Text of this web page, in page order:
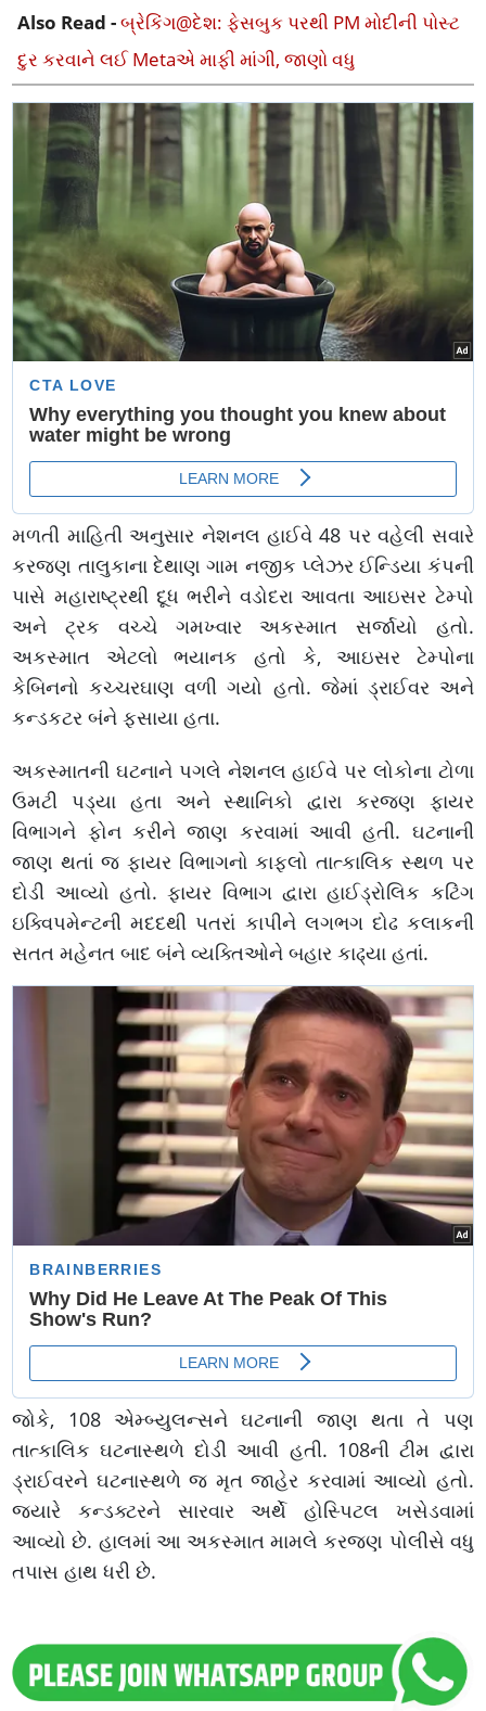
Also Read -બ્રેકિંગ@દેશ: ફેસબુક પરથી PM મોદીની પોસ્ટ
દુર કરવાને લઈ Metaએ માફી માંગી, જાણો વધુ
મળતી માહિતી અનુસાર નેશનલ હાઈવે 48 પર વહેલી સવારે
કરજણ તાલુકાના દેથાણ ગામ નજીક પ્લેઝર ઈન્ડિયા કંપની
પાસે મહારાષ્ટ્રથી દૂધ ભરીને વડોદરા આવતા આઇસર ટેમ્પો
અને ટ્રક વચ્ચે ગમખ્વાર અકસ્માત સર્જાયો હતો.
અકસ્માત એટલો ભયાનક હતો કે, આઇસર ટેમ્પોના
કેબિનનો કચ્ચરઘાણ વળી ગયો હતો. જેમાં ડ્રાઈવર અને
કન્ડકટર બંને ફસાયા હતા.
અકસ્માતની ઘટનાને પગલે નેશનલ હાઈવે પર લોકોના ટોળા
ઉમટી પડ્યા હતા અને સ્થાનિકો દ્વારા કરજણ ફાયર
વિભાગને ફોન કરીને જાણ કરવામાં આવી હતી. ઘટનાની
જાણ થતાં જ ફાયર વિભાગનો કાફલો તાત્કાલિક સ્થળ પર
દોડી આવ્યો હતો. ફાયર વિભાગ દ્વારા હાઈડ્રોલિક કટિંગ
ઇક્વિપમેન્ટની મદદથી પતરાં કાપીને લગભગ દોઢ કલાકની
સતત મહેનત બાદ બંને વ્યક્તિઓને બહાર કાઢ્યા હતાં.
જોકે, 108 એમ્બ્યુલન્સને ઘટનાની જાણ થતા તે પણ
તાત્કાલિક ઘટનાસ્થળે દોડી આવી હતી. 108ની ટીમ દ્વારા
ડ્રાઈવરને ઘટનાસ્થળે જ મૃત જાહેર કરવામાં આવ્યો હતો.
જ્યારે કન્ડક્ટરને સારવાર અર્થે હોસ્પિટલ ખસેડવામાં
આવ્યો છે. હાલમાં આ અકસ્માત મામલે કરજણ પોલીસે વધુ
તપાસ હાથ ધરી છે.